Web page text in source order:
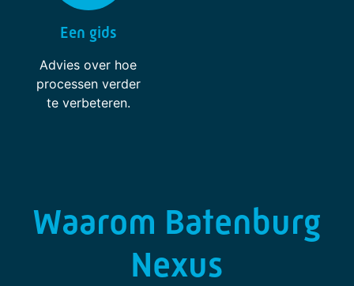
Een gids
Advies over hoe
processen verder
te verbeteren.
Waarom Batenburg
Nexus